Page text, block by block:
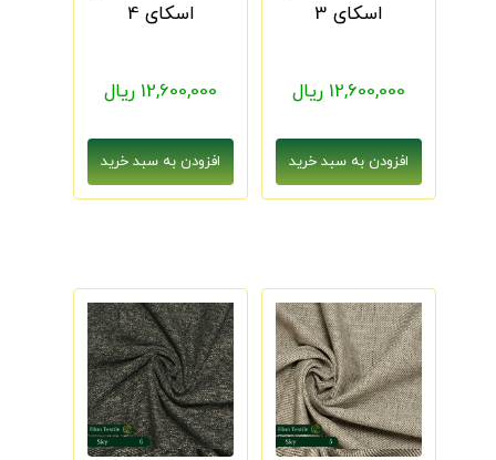
اسکای 3
12,600,000 ریال
اسکای 4
12,600,000 ریال